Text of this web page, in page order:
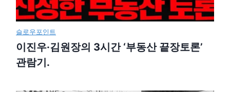
슬로우포인트
이진우·김원장의 3시간 ‘부동산 끝장토론’
관람기.